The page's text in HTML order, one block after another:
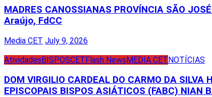
MADRES CANOSSIANAS PROVÍNCIA SÃO
Araújo, FdCC
Media CET July 9, 2026
AtividadesBISPOSCETFlash NewsMEDIA CETNOTÍCIAS
DOM VIRGILIO CARDEAL DO CARMO DA SILVA
EPISCOPAIS BISPOS ASIÁTICOS (FABC) NIAN